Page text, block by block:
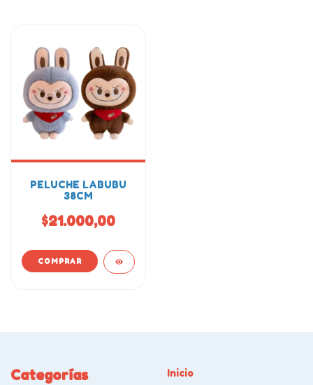
PELUCHE LABUBU
38CM
$21.000,00
Categorías Inicio